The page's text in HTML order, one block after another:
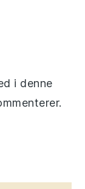
i denne